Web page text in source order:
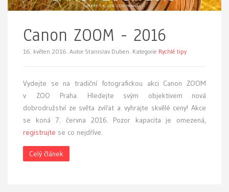
Canon ZOOM - 2016
16. květen 2016. Autor Stanislav Duben. Kategorie Rychlé tipy
Vydejte se na tradiční fotografickou akci Canon ZOOM
v ZOO Praha. Hledejte svým objektivem nová
dobrodružství ze světa zvířat a vyhrajte skvělé ceny! Akce
se koná 7. června 2016. Pozor kapacita je omezená,
registrujte se co nejdříve.
Celý článek